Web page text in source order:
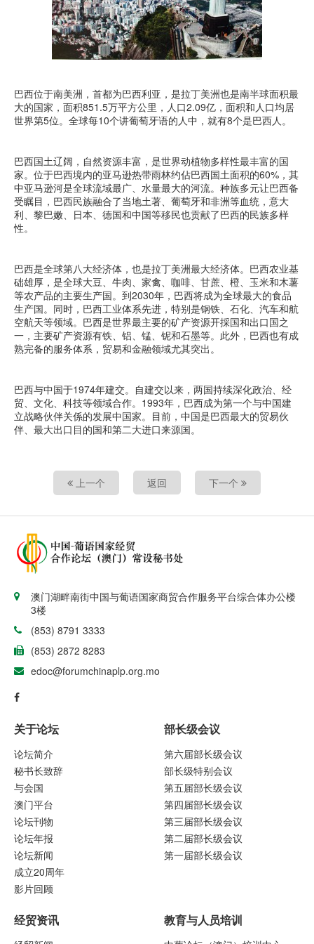
巴西位于南美洲，首都为巴西利亚，是拉丁美洲也是南半球面积最
大的国家，面积851.5万平方公里，人口2.09亿，面积和人口均居
世界第5位。全球每10个讲葡萄牙语的人中，就有8个是巴西人。
巴西国土辽阔，自然资源丰富，是世界动植物多样性最丰富的国
家。位于巴西境内的亚马逊热带雨林约佔巴西国土面积的60%，其
中亚马逊河是全球流域最广、水量最大的河流。种族多元让巴西备
受瞩目，巴西民族融合了当地土著、葡萄牙和非洲等血统，意大
利、黎巴嫩、日本、德国和中国等移民也贡献了巴西的民族多样
性。
巴西是全球第八大经济体，也是拉丁美洲最大经济体。巴西农业基
础雄厚，是全球大豆、牛肉、家禽、咖啡、甘蔗、橙、玉米和木薯
等农产品的主要生产国。到2030年，巴西将成为全球最大的食品
生产国。同时，巴西工业体系先进，特别是钢铁、石化、汽车和航
空航天等领域。巴西是世界最主要的矿产资源开採国和出口国之
一，主要矿产资源有铁、铝、锰、铌和石墨等。此外，巴西也有成
熟完备的服务体系，贸易和金融领域尤其突出。
巴西与中国于1974年建交。自建交以来，两国持续深化政治、经
贸、文化、科技等领域合作。1993年，巴西成为第一个与中国建
立战略伙伴关係的发展中国家。目前，中国是巴西最大的贸易伙
伴、最大出口目的国和第二大进口来源国。
上一个 返回 下一个
澳门湖畔南街中国与葡语国家商贸合作服务平台综合体办公楼
3楼
(853) 8791 3333
(853) 2872 8283
edoc@forumchinaplp.org.mo
关于论坛
论坛简介
秘书长致辞
与会国
澳门平台
论坛刊物
论坛年报
论坛新闻
成立20周年
影片回顾
部长级会议
第六届部长级会议
部长级特别会议
第五届部长级会议
第四届部长级会议
第三届部长级会议
第二届部长级会议
第一届部长级会议
经贸资讯 教育与人员培训